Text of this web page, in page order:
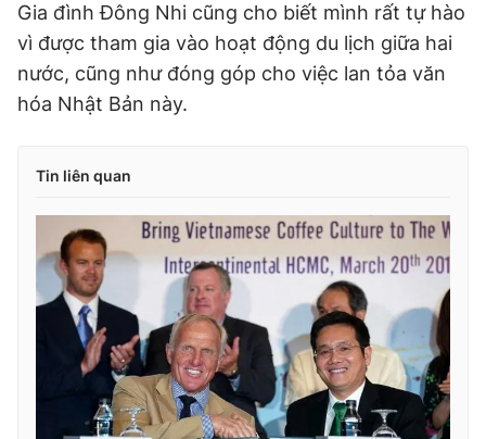
Gia đình Đông Nhi cũng cho biết mình rất tự hào
vì được tham gia vào hoạt động du lịch giữa hai
nước, cũng như đóng góp cho việc lan tỏa văn
hóa Nhật Bản này.
Tin liên quan